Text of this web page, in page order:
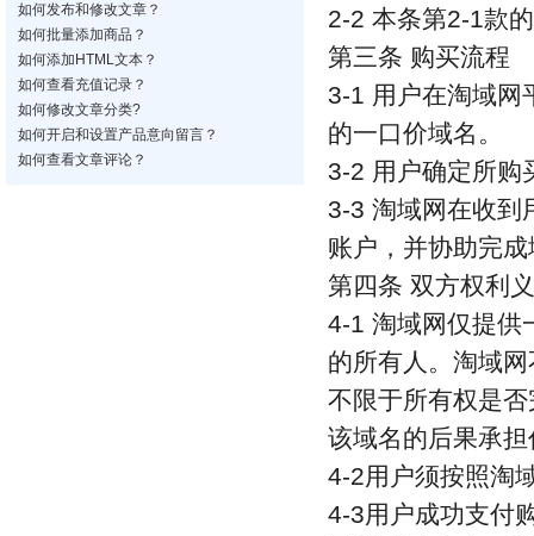
如何发布和修改文章？
如何批量添加商品？
如何添加HTML文本？
如何查看充值记录？
如何修改文章分类?
如何开启和设置产品意向留言？
如何查看文章评论？
2-2 本条第2-1款
第三条 购买流程
3-1 用户在淘域网
的一口价域名。
3-2 用户确定所购
3-3 淘域网在收到
账户，并协助完
第四条 双方权利
4-1 淘域网仅提供
的所有人。淘域
不限于所有权是
该域名的后果承
4-2用户须按照淘
4-3用户成功支付